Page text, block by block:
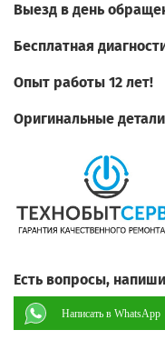
Выезд в день
Бесплатная
Опыт работы 12 лет!
Оригинальные
Есть вопросы,
Написать в WhatsApp